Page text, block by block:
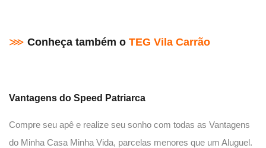
⋙ Conheça também o TEG Vila Carrão
Vantagens do Speed Patriarca
Compre seu apê e realize seu sonho com todas as Vantagens
do Minha Casa Minha Vida, parcelas menores que um Aluguel.